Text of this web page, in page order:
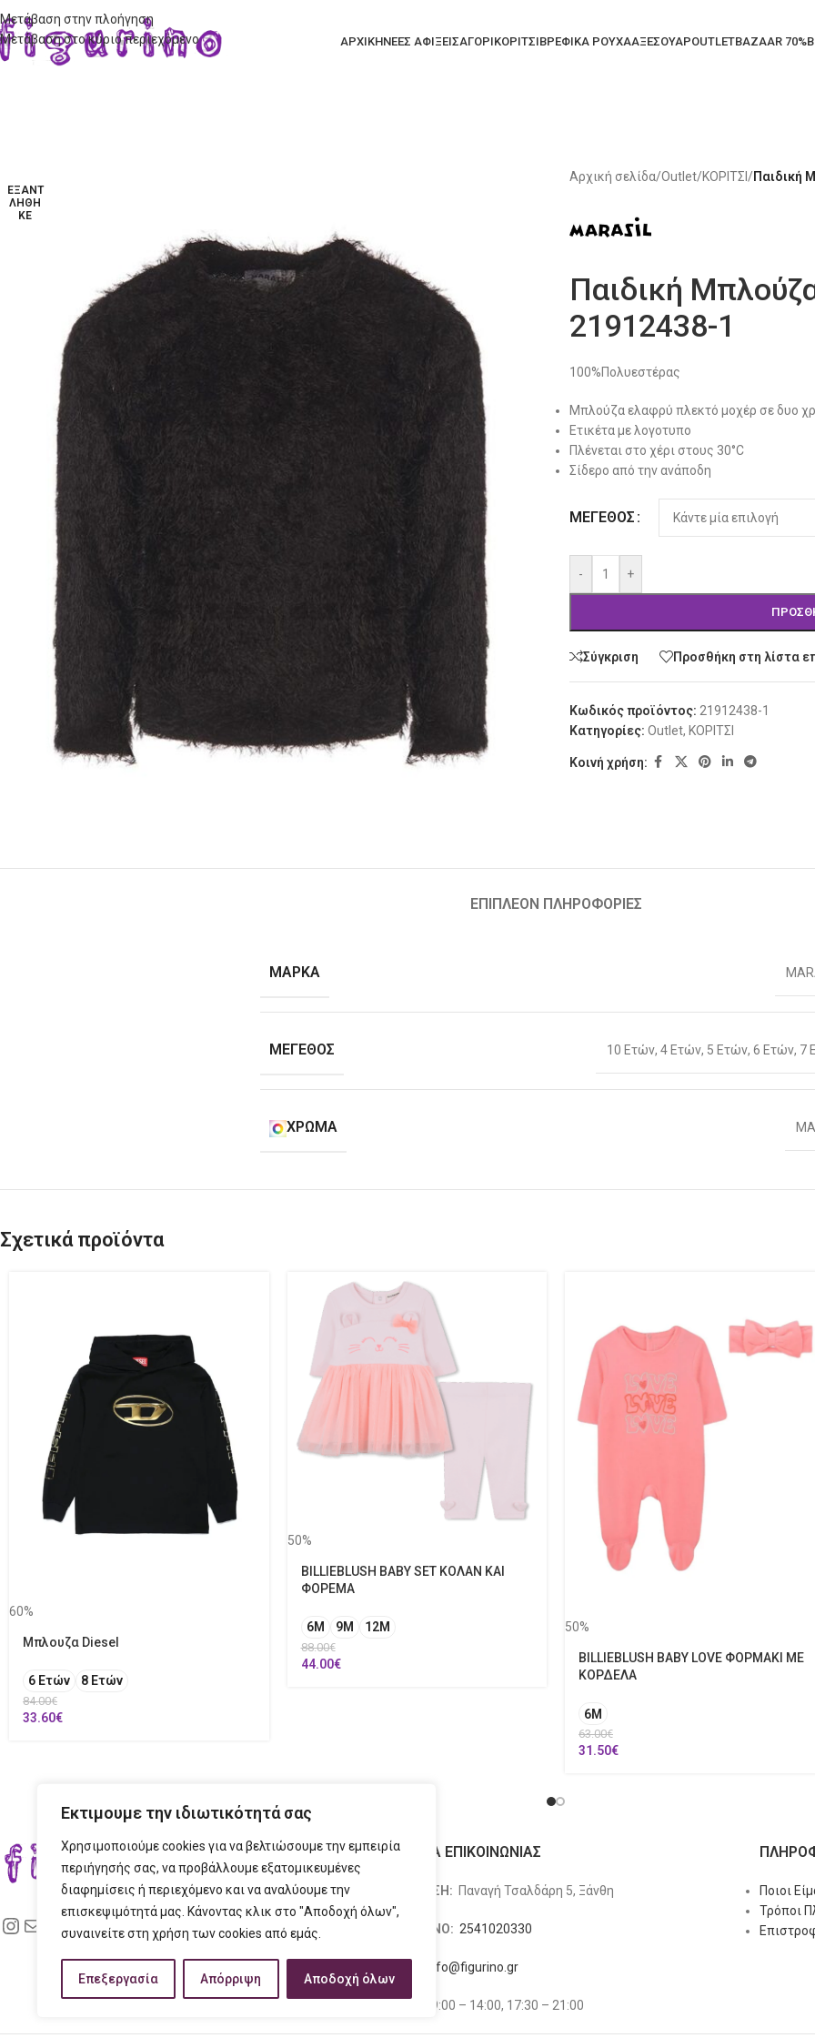
Εκτιμουμε την ιδιωτικότητά σας
Χρησιμοποιούμε cookies για να βελτιώσουμε την εμπειρία
περιήγησής σας, να προβάλλουμε εξατομικευμένες
διαφημίσεις ή περιεχόμενο και να αναλύουμε την
επισκεψιμότητά μας. Κάνοντας κλικ στο "Αποδοχή όλων",
συναινείτε στη χρήση των cookies από εμάς.
Επεξεργασία Απόρριψη Αποδοχή όλων
Μετάβαση στην πλοήγηση
Μετάβαση στο κύριο περιεχόμενο
ΑΡΧΙΚΗΝΕΕΣ ΑΦΙΞΕΙΣΑΓΟΡΙΚΟΡΙΤΣΙΒΡΕΦΙΚΑ ΡΟΥΧΑΑΞΕΣΟΥΑΡOUTLETBAZAAR 70%
ΕΞΑΝΤ
ΛΉΘΗ
ΚΕ
Αρχική σελίδα/Outlet/ΚΟΡΙΤΣΙ /Παιδική
Παιδική
21912438-1
100%Πολυεστέρας
Μπλούζα ελαφρύ πλεκτό μοχέρ σε δυο
Ετικέτα με λογοτυπο
Πλένεται στο χέρι στους 30°C
Σίδερο από την ανάποδη
ΜΈΓΕΘΟΣ
- +
Alternative:
Σύγκριση Προσθήκη στη λίστα
Κωδικός προϊόντος: 21912438-1
Κατηγορίες: Outlet, ΚΟΡΙΤΣΙ
Κοινή χρήση:
ΕΠΙΠΛΈΟΝ ΠΛΗΡΟΦΟΡΊΕΣ
ΜΆΡΚΑ
ΜΈΓΕΘΟΣ 10 Ετών, 4 Ετών, 5 Ετών, 6 Ετών, 7
ΧΡΏΜΑ
Σχετικά προϊόντα
60%
Μπλουζα Diesel
6 Ετών 8 Ετών
84.00€
33.60€
50%
BILLIEBLUSH BABY SET ΚΟΛΑΝ ΚΑΙ
ΦΟΡΕΜΑ
6M 9M 12Μ
88.00€
44.00€
50%
BILLIEBLUSH BABY LOVE ΦΟΡΜΑΚΙ ΜΕ
ΚΟΡΔΕΛΑ
6M
63.00€
31.50€
ΣΤΟΙΧΕΙΑ ΕΠΙΚΟΙΝΩΝΙΑΣ
ΔΙΕΥΘΥΝΣΗ: Παναγή Τσαλδάρη 5, Ξάνθη
ΤΗΛΕΦΩΝΟ: 2541020330
info@figurino.gr
9:00 – 14:00, 17:30 – 21:00
Ποιοι
Τρόποι